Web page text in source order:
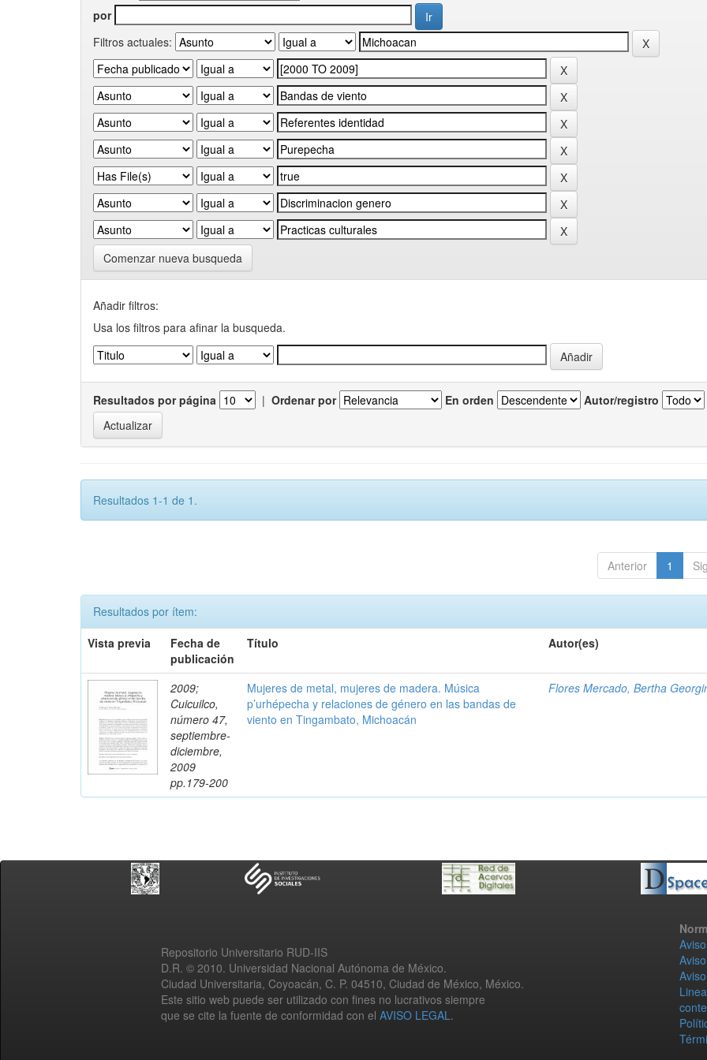
por
Filtros actuales:
Comenzar nueva busqueda
Añadir filtros:
Usa los filtros para afinar la busqueda.
Resultados por página | Ordenar por En orden Autor/registro
Resultados 1-1 de 1.
Anterior 1
Resultados por ítem:
Vista previa
Fecha de
publicación
Título Autor(es)
2009;
Cuicuilco,
número 47,
septiembre-
diciembre,
2009
pp.179-200
Mujeres de metal, mujeres de madera. Música
p’urhépecha y relaciones de género en las bandas de
viento en Tingambato, Michoacán
Flores Mercado, Bertha
Repositorio Universitario RUD-IIS
D.R. © 2010. Universidad Nacional Autónoma de México.
Ciudad Universitaria, Coyoacán, C. P. 04510, Ciudad de México, México.
Este sitio web puede ser utilizado con fines no lucrativos siempre
que se cite la fuente de conformidad con el AVISO LEGAL.